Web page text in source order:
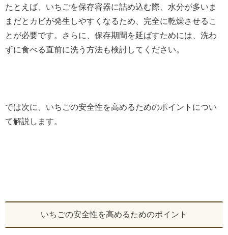
たとえば、いちごを保存容器に詰め込む際、水分が多いま
まだとカビが発生しやすくなるため、完全に乾燥させるこ
とが必要です。さらに、保存期間を延ばすためには、洗わ
ずに食べる直前に洗う方法も検討してください。
では次に、いちごの安全性を高めるためのポイントについ
て解説します。
いちごの安全性を高めるためのポイント